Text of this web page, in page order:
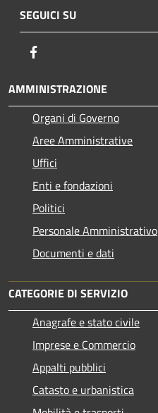
SEGUICI SU
AMMINISTRAZIONE
Organi di Governo
Aree Amministrative
Uffici
Enti e fondazioni
Politici
Personale Amministrativo
Documenti e dati
CATEGORIE DI SERVIZIO
Anagrafe e stato civile
Imprese e Commercio
Appalti pubblici
Catasto e urbanistica